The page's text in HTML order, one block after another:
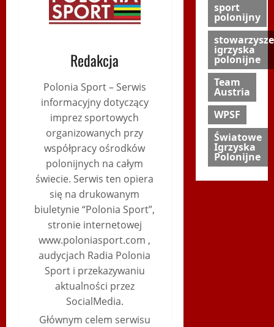
Redakcja
Polonia Sport – Serwis
informacyjny dotyczący
imprez sportowych
organizowanych przy
współpracy ośrodków
polonijnych na całym
świecie. Serwis ten opiera
się na drukowanym
biuletynie “Polonia Sport”,
stronie internetowej
www.poloniasport.com ,
audycjach Radia Polonia
Sport i przekazywaniu
aktualności przez
SocialMedia.
Głównym celem serwisu
sport
polonijny
igrzyska
polonijne
Team
Austria
WPSF
Światowe
Igrzyska
Polonijne